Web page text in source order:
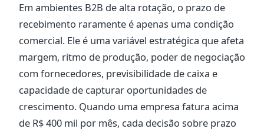
Em ambientes B2B de alta rotação, o prazo de
recebimento raramente é apenas uma condição
comercial. Ele é uma variável estratégica que afeta
margem, ritmo de produção, poder de negociação
com fornecedores, previsibilidade de caixa e
capacidade de capturar oportunidades de
crescimento. Quando uma empresa fatura acima
de R$ 400 mil por mês, cada decisão sobre prazo